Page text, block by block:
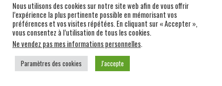
INTERVIEW DE L’ANCIENNE STAR DES RINGS
« SAKAPETH SOR SAKULPHAN »
CAMPS THAILANDAIS RÉGION BANGKOK
Nous utilisons des cookies sur notre site web afin de vous offrir
l’expérience la plus pertinente possible en mémorisant vos
préférences et vos visites répétées. En cliquant sur « Accepter »,
vous consentez à l’utilisation de tous les cookies.
Ne vendez pas mes informations personnelles.
Paramètres des cookies J'accepte